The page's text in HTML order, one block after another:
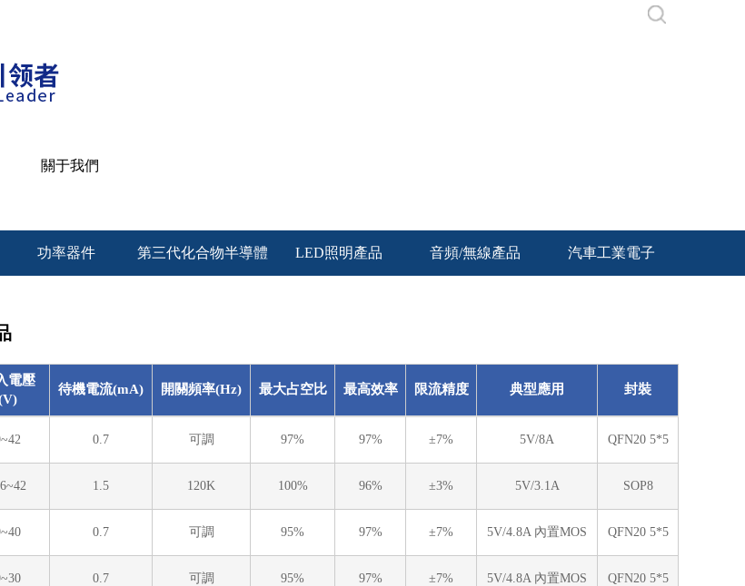
字幕-四虎影院www-日韩av导航-超级黄色片-欧美成人
-99青青草-女人又爽又黄免费女仆-91精彩视频在线观
品一区二区免费蜜桃
關于我們
功率器件 第三代化合物半導體 LED照明產品 音頻/無線產品 汽車工業電子
電壓
待機電流(mA) 開關頻率(Hz) 最大占空比 最高效率 限流精度 典型應用 封裝
0.7 可調 97% 97% ±7% 5V/8A QFN20 5*5
1.5 120K 100% 96% ±3% 5V/3.1A SOP8
0.7 可調 95% 97% ±7% 5V/4.8A 內置MOS QFN20 5*5
0.7 可調 95% 97% ±7% 5V/4.8A 內置MOS QFN20 5*5